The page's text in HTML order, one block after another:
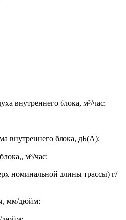
внутреннего блока, м³/час:
внутреннего блока, дБ(А):
м³/час:
номинальной длины трассы) г/
мм/дюйм: